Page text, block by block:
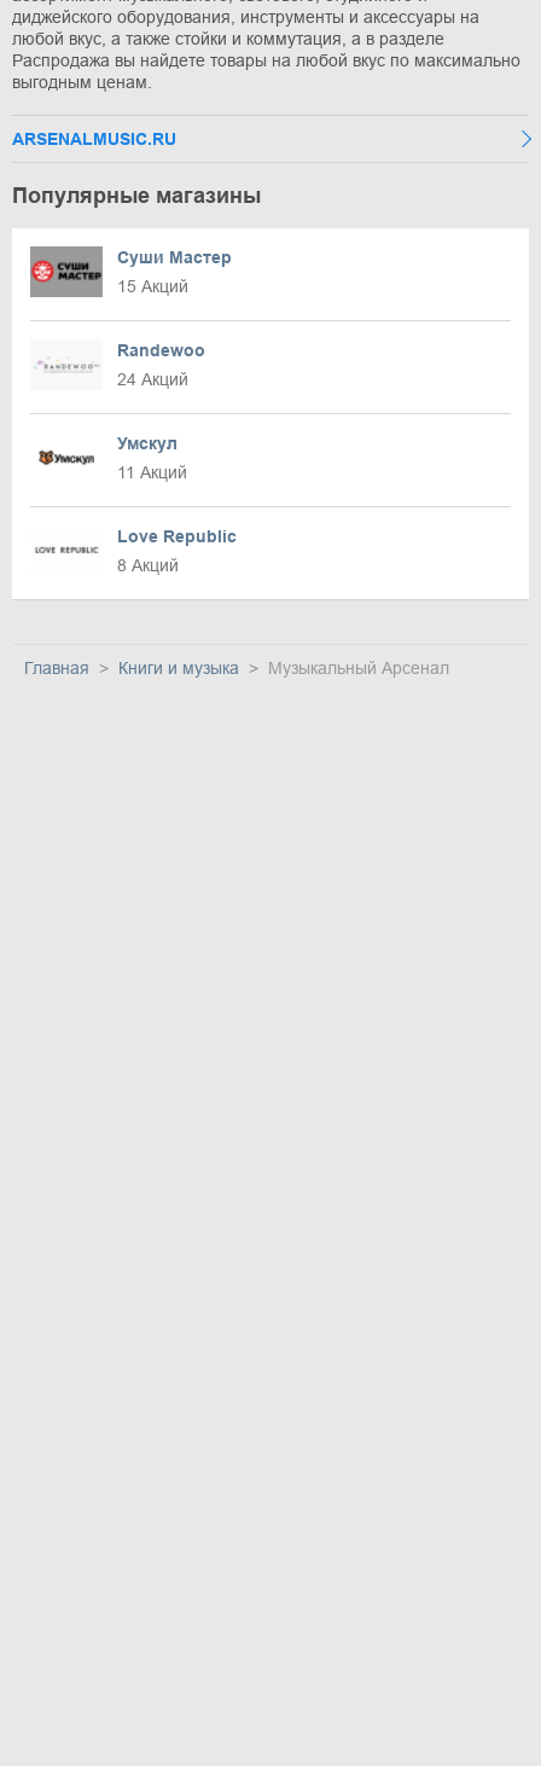
диджейского оборудования, инструменты и аксессуары на
любой вкус, а также стойки и коммутация, а в разделе
Распродажа вы найдете товары на любой вкус по максимально
выгодным ценам.
ARSENALMUSIC.RU
Популярные магазины
Суши Мастер
15 Акций
Randewoo
24 Акций
Умскул
11 Акций
Love Republic
8 Акций
Главная Книги и музыка Музыкальный Арсенал